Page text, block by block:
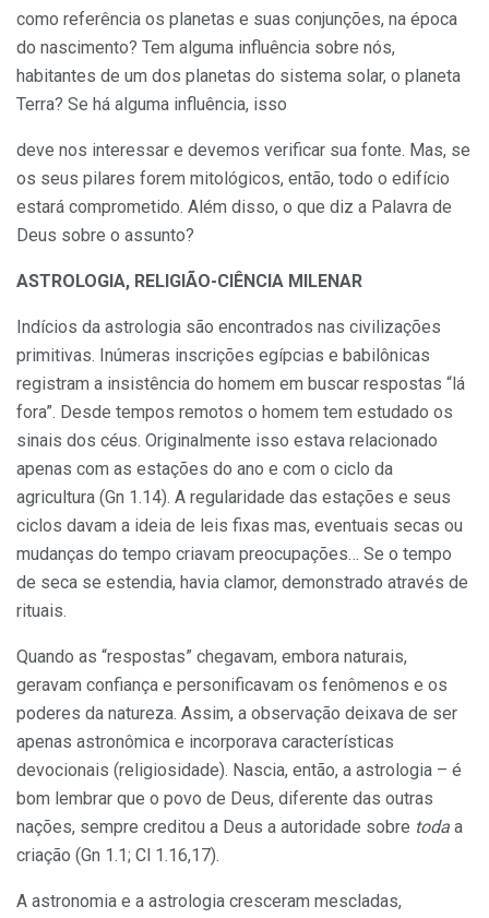
como referência os planetas e suas conjunções, na época
do nasci­mento? Tem alguma influência sobre nós,
habitantes de um dos planetas do sistema solar, o planeta
Terra? Se há alguma influência, isso
deve nos interessar e devemos verificar sua fon­te. Mas, se
os seus pilares forem mitológicos, então, todo o edifício
estará comprometido. Além disso, o que diz a Palavra de
Deus so­bre o assunto?
ASTROLOGIA, RELIGIÃO-CIÊNCIA MILENAR
Indícios da astrologia são encontrados nas civilizações
primitivas. Inúmeras inscrições egíp­cias e babilônicas
registram a insistência do ho­mem em buscar respostas “lá
fora”. Desde tempos remotos o homem tem estudado os
sinais dos céus. Original­mente isso estava relacionado
apenas com as estações do ano e com o ciclo da
agricultura (Gn 1.14). A regularida­de das estações e seus
ciclos davam a ideia de leis fixas mas, eventuais secas ou
mudanças do tempo criavam preo­cupações… Se o tempo
de seca se es­tendia, havia clamor, demonstrado atra­vés de
rituais.
Quando as “respostas” chegavam, embora naturais,
geravam confiança e personificavam os fenômenos e os
po­deres da natureza. Assim, a observa­ção deixava de ser
apenas astronômica e incorporava características
devocionais (religiosidade). Nascia, então, a astrologia – é
bom lembrar que o povo de Deus, diferente das outras
nações, sempre creditou a Deus a autoridade sobre toda a
criação (Gn 1.1; Cl 1.16,17).
A astronomia e a astrologia cres­ceram mescladas,